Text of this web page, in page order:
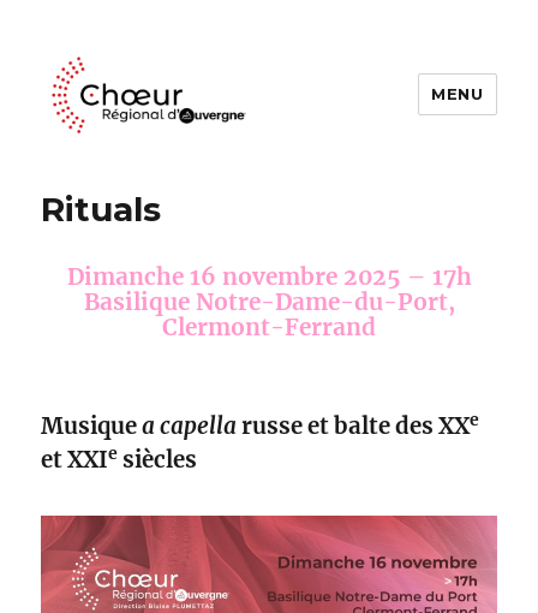
MENU
Rituals
Dimanche 16 novembre 2025 – 17h
Basilique Notre-Dame-du-Port,
Clermont-Ferrand
Musiquea capellarusse et balte des XXe
et XXIe siècles